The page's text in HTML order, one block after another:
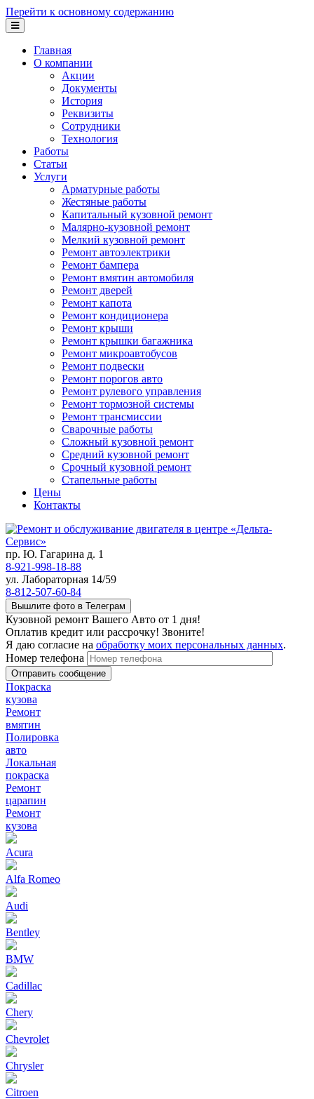
Перейти к основному содержанию
Главная
О компании
Акции
Документы
История
Реквизиты
Сотрудники
Технология
Работы
Статьи
Услуги
Арматурные работы
Жестяные работы
Капитальный кузовной ремонт
Малярно-кузовной ремонт
Мелкий кузовной ремонт
Ремонт автоэлектрики
Ремонт бампера
Ремонт вмятин автомобиля
Ремонт дверей
Ремонт капота
Ремонт кондиционера
Ремонт крыши
Ремонт крышки багажника
Ремонт микроавтобусов
Ремонт подвески
Ремонт порогов авто
Ремонт рулевого управления
Ремонт тормозной системы
Ремонт трансмиссии
Сварочные работы
Сложный кузовной ремонт
Средний кузовной ремонт
Срочный кузовной ремонт
Стапельные работы
Цены
Контакты
пр. Ю. Гагарина д. 1
8-921-998-18-88
ул. Лабораторная 14/59
8-812-507-60-84
Вышлите фото в Телеграм
Кузовной ремонт Вашего Авто от 1 дня!
Оплатив кредит или рассрочку! Звоните!
Я даю согласие на обработку моих персональных данных.
Номер телефона
Покраска
кузова
Ремонт
вмятин
Полировка
авто
Локальная
покраска
Ремонт
царапин
Ремонт
кузова
Acura
Alfa Romeo
Audi
Bentley
BMW
Cadillac
Chery
Chevrolet
Chrysler
Citroen